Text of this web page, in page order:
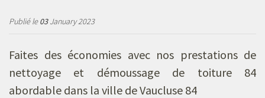
Publié le03January 2023
Faites des économies avec nos prestations de
nettoyage et démoussage de toiture 84
abordable dans la ville de Vaucluse 84